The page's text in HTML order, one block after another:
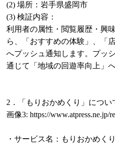
(2) 場所：岩手県盛岡市
(3) 検証内容：
利用者の属性・閲覧履歴・興
ら、「おすすめの体験」、「
へプッシュ通知します。プッ
通じて「地域の回遊率向上」
2．「もりおかめくり」につい
画像3: https://www.atpress.ne.jp/
・サービス名：もりおかめくり